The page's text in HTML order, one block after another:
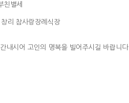
친별세
리 참사랑장례식장
내시어 고인의 명복을 빌어주시길 바랍니다.